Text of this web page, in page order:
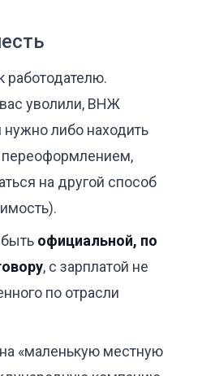
работодателю.
уволили, ВНЖ
нужно либо находить
переоформлением,
на другой способ
официальной, по
, с зарплатой не
по отрасли
«маленькую местную